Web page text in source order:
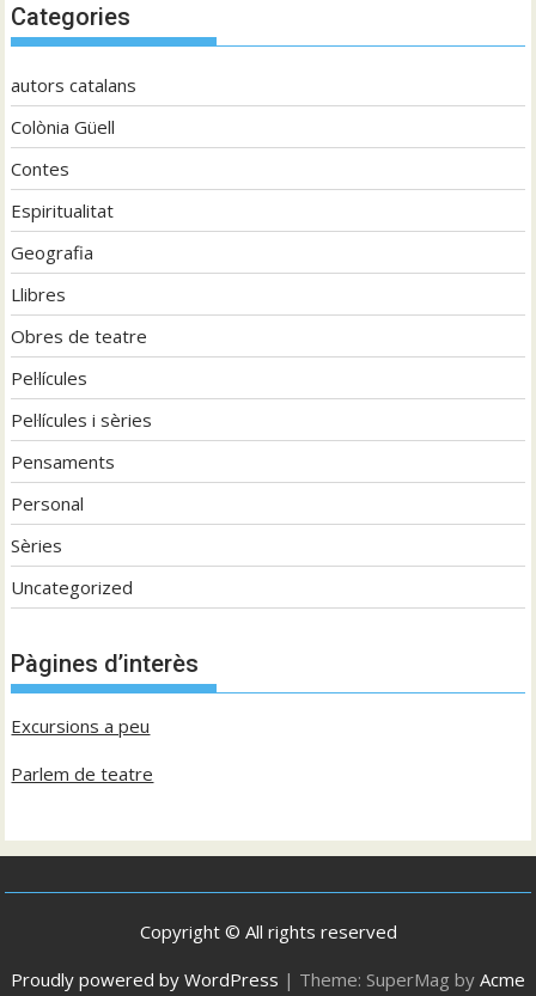
Categories
autors catalans
Colònia Güell
Contes
Espiritualitat
Geografia
Llibres
Obres de teatre
Pel·lícules
Pel·lícules i sèries
Pensaments
Personal
Sèries
Uncategorized
Pàgines d’interès
Excursions a peu
Parlem de teatre
Copyright © All rights reserved
Proudly powered by WordPress | Theme: SuperMag by Acme